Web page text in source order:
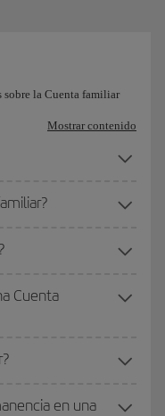
sobre la Cuenta familiar
Mostrar contenido
Cuenta
en una